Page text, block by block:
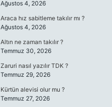
Ağustos 4, 2026
Araca hız sabitleme takılır mı ?
Ağustos 4, 2026
Altın ne zaman takılır ?
Temmuz 30, 2026
Zaruri nasıl yazılır TDK ?
Temmuz 29, 2026
Kürtün alevisi olur mu ?
Temmuz 27, 2026